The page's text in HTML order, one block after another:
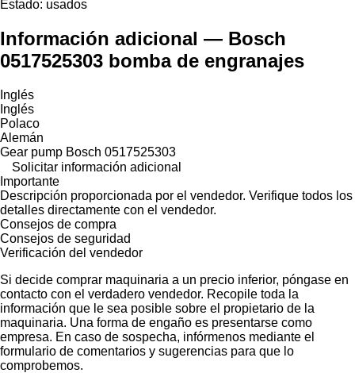
Estado: usados
Información adicional — Bosch
0517525303 bomba de engranajes
Inglés
Inglés
Polaco
Alemán
Gear pump Bosch 0517525303
Solicitar información adicional
Importante
Descripción proporcionada por el vendedor. Verifique todos los
detalles directamente con el vendedor.
Consejos de compra
Consejos de seguridad
Verificación del vendedor
Si decide comprar maquinaria a un precio inferior, póngase en
contacto con el verdadero vendedor. Recopile toda la
información que le sea posible sobre el propietario de la
maquinaria. Una forma de engaño es presentarse como
empresa. En caso de sospecha, infórmenos mediante el
formulario de comentarios y sugerencias para que lo
comprobemos.